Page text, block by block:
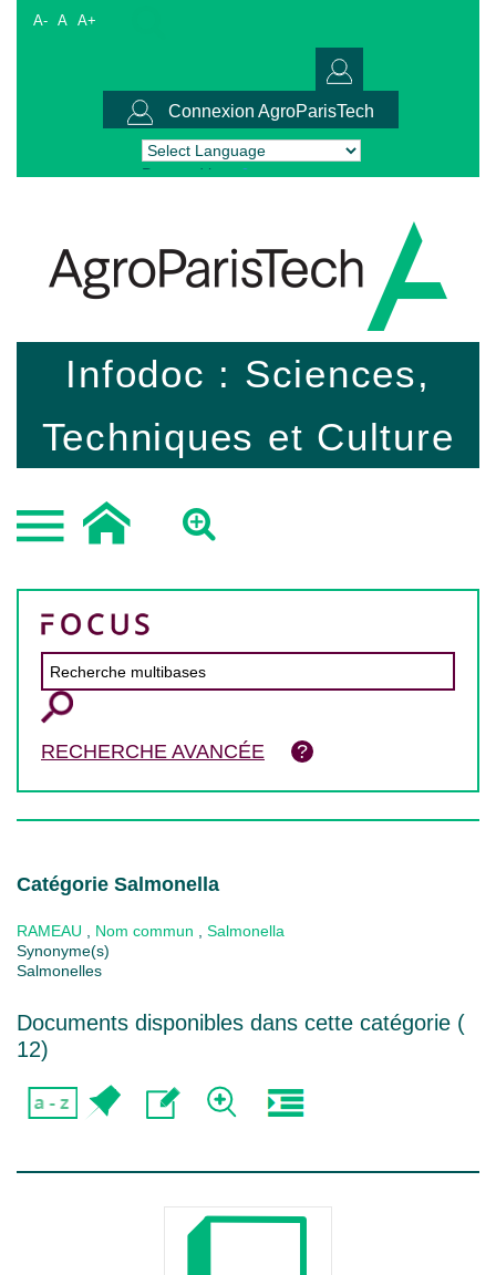
A- A A+
Connexion AgroParisTech
Powered by Translate
Infodoc : Sciences,
Techniques et Culture
RECHERCHE AVANCÉE
Catégorie Salmonella
RAMEAU Nom commun
Salmonella
Synonyme(s)
Salmonelles
Documents disponibles dans cette catégorie (
12)